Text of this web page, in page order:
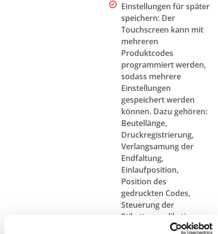
Einstellungen für später
speichern: Der
Touchscreen kann mit
mehreren
Produktcodes
programmiert werden,
sodass mehrere
Einstellungen
gespeichert werden
können. Dazu gehören:
Beutellänge,
Druckregistrierung,
Verlangsamung der
Endfaltung,
Einlaufposition,
Position des
gedruckten Codes,
Steuerung der
Etikettenapplikation
und Geschwindigkeit.